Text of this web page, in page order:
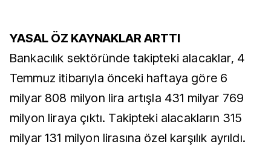
YASAL ÖZ KAYNAKLAR ARTTI
Bankacılık sektöründe takipteki alacaklar, 4
Temmuz itibarıyla önceki haftaya göre 6
milyar 808 milyon lira artışla 431 milyar 769
milyon liraya çıktı. Takipteki alacakların 315
milyar 131 milyon lirasına özel karşılık ayrıldı.